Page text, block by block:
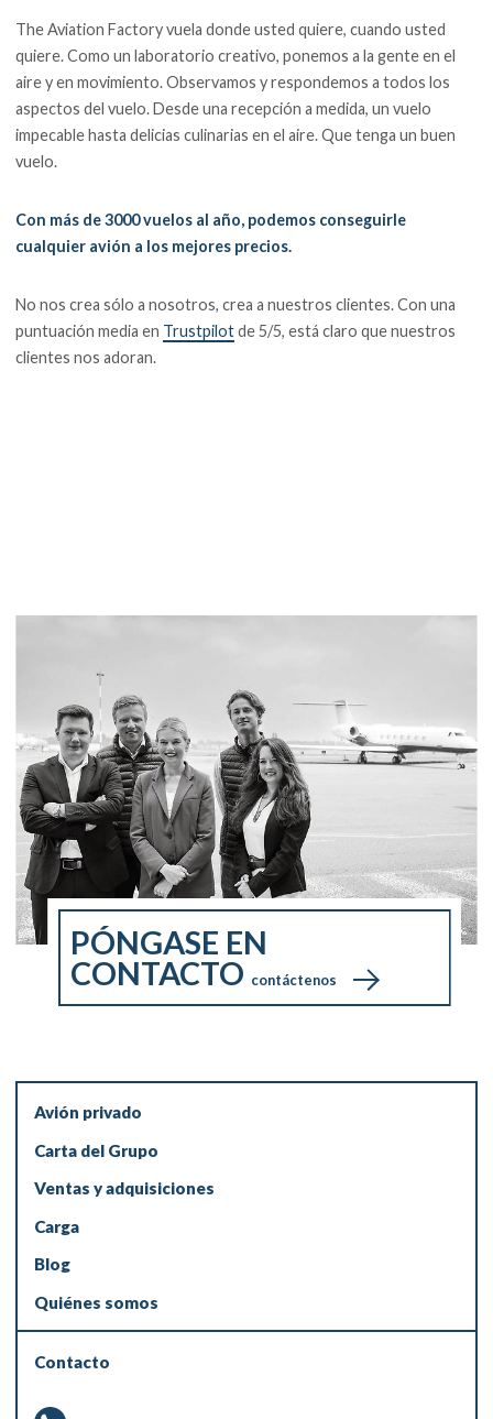
The Aviation Factory vuela donde usted quiere, cuando usted
quiere. Como un laboratorio creativo, ponemos a la gente en el
aire y en movimiento. Observamos y respondemos a todos los
aspectos del vuelo. Desde una recepción a medida, un vuelo
impecable hasta delicias culinarias en el aire. Que tenga un buen
vuelo.
Con más de 3000 vuelos al año, podemos conseguirle
cualquier avión a los mejores precios.
No nos crea sólo a nosotros, crea a nuestros clientes. Con una
puntuación media en Trustpilotde 5/5, está claro que nuestros
clientes nos adoran.
PÓNGASE EN
CONTACTO contáctenos
Avión privado
Carta del Grupo
Ventas y adquisiciones
Carga
Blog
Quiénes somos
Contacto